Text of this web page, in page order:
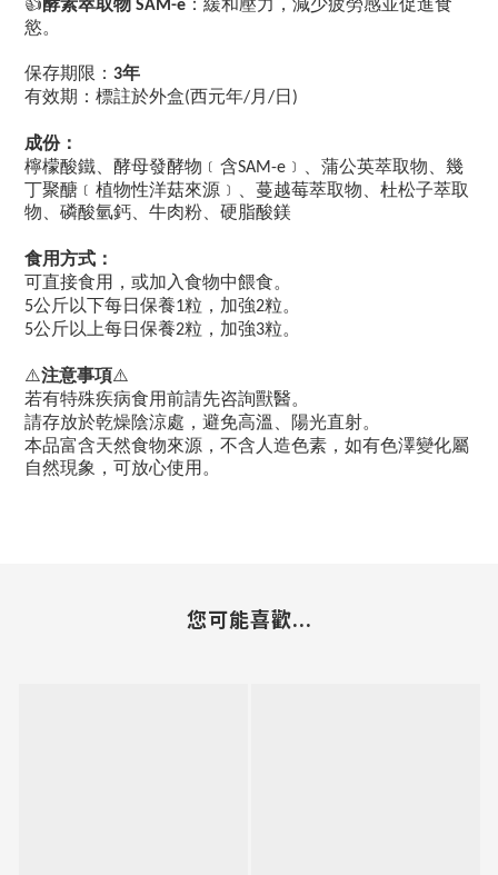
SAM-e
慾。
保存期限： 3年
有效期：標註於外盒(西元年/月 /日 )
成份：
檸檬酸鐵、酵母發酵物﹝含SAM-e ﹞、蒲公英萃取物、幾
丁聚醣﹝植物性洋菇來源﹞、蔓越莓萃取物、杜松子萃取
物、磷酸氫鈣、牛肉粉、硬脂酸鎂
食用方式：
可直接食用，或加入食物中餵食。
5公斤以下每日保養1粒，加強2粒。
5公斤以上每日保養2粒，加強3粒。
⚠️注意事項⚠️
若有特殊疾病食用前請先咨詢獸醫。
請存放於乾燥陰涼處，避免高溫、陽光直射。
本品富含天然食物來源，不含人造色素，如有色澤變化屬
自然現象，可放心使用。
您可能喜歡...